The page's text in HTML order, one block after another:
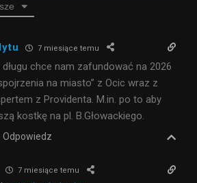
7 miesiące temu
chce nam zafundować na 2026
na miasto” z Ocic wraz z
z Providenta. M.in. po to aby
kostkę na pl. B.Głowackiego.
Odpowiedz
7 miesiące temu